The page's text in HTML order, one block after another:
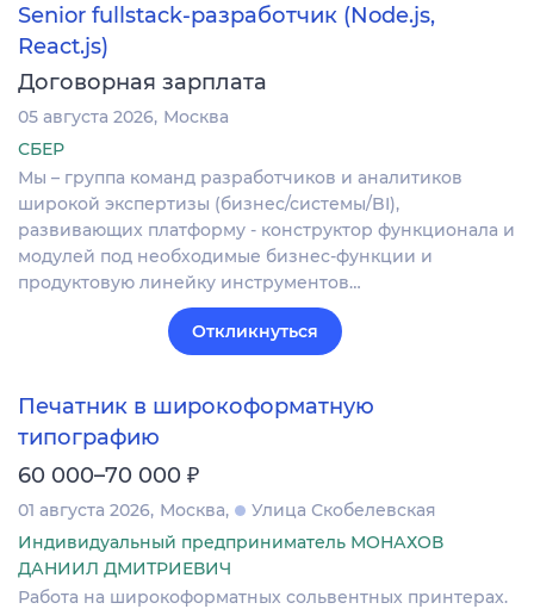
Senior fullstack-разработчик (Node.js,
React.js)
Договорная зарплата
05 августа 2026 Москва
СБЕР
Мы – группа команд разработчиков и аналитиков
широкой экспертизы (бизнес/системы/BI),
развивающих платформу - конструктор функционала и
модулей под необходимые бизнес-функции и
продуктовую линейку инструментов…
Откликнуться
Печатник в широкоформатную
типографию
60 000–70 000 ₽
01 августа 2026 Москва
Улица Скобелевская
Индивидуальный предприниматель МОНАХОВ
ДАНИИЛ ДМИТРИЕВИЧ
Работа на широкоформатных сольвентных принтерах.